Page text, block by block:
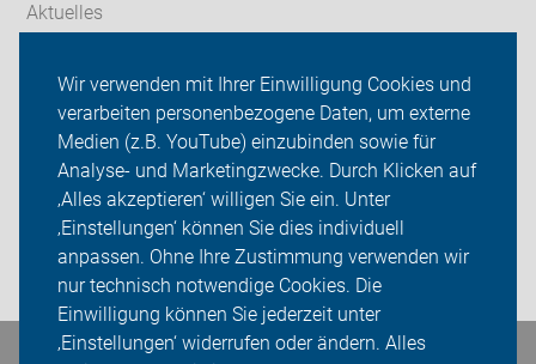
Wir verwenden mit Ihrer Einwilligung Cookies und
verarbeiten personenbezogene Daten, um externe
Medien (z.B. YouTube) einzubinden sowie für
Analyse- und Marketingzwecke. Durch Klicken auf
‚Alles akzeptieren‘ willigen Sie ein. Unter
‚Einstellungen‘ können Sie dies individuell
anpassen. Ohne Ihre Zustimmung verwenden wir
nur technisch notwendige Cookies. Die
Einwilligung können Sie jederzeit unter
‚Einstellungen‘ widerrufen oder ändern. Alles
Aktuelles
Radtouren
ADFC Ilm-Kreis
Sei dabei
Login